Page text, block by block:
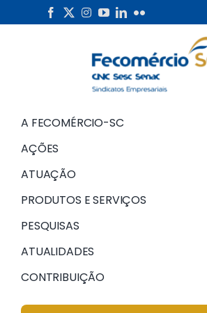
to
A FECOMÉRCIO-SC
AÇÕES
ATUAÇÃO
PRODUTOS E SERVIÇOS
PESQUISAS
ATUALIDADES
CONTRIBUIÇÃO